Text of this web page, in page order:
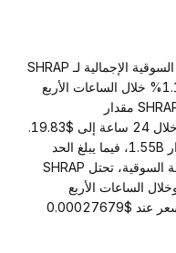
اعتبارًا من 7 أغسطس 2026، تبلغ القيمة السوقية الإجمالية لـ SHRAP
نحو $824.24K، ما يمثل تغيرًا بنسبة +1.14% خلال الساعات الأربع
والعشرين الماضية. ويبلغ السعر الحالي لـ SHRAP مقدار
$0.00027476، بينما يصل حجم التداول خلال 24 ساعة إلى $19.83.
ويبلغ المعروض المتداول من SHRAP مقدار 1.55B، فيما يبلغ الحد
الأقصى للمعروض 3.00B. ومن حيث القيمة السوقية، تحتل SHRAP
وخلال الساعات الأربع
والعشرين الماضية، سجل SHRAP أعلى سعر عند $0.00027679